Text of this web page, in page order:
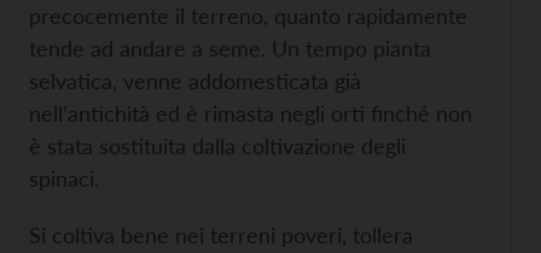
precocemente il terreno, quanto rapidamente
tende ad andare a seme. Un tempo pianta
selvatica, venne addomesticata già
nell’antichità ed è rimasta negli orti finché non
è stata sostituita dalla coltivazione degli
spinaci.
Si coltiva bene nei terreni poveri, tollera